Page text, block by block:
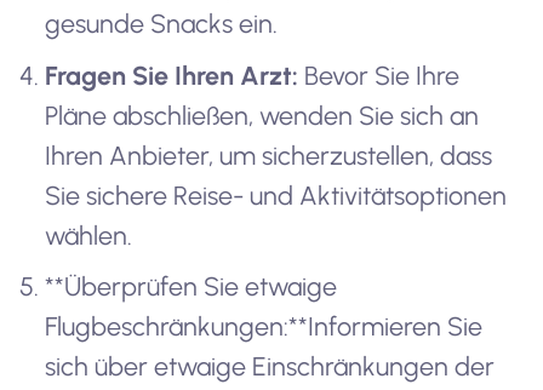
gesunde Snacks ein.
Fragen Sie Ihren Arzt: Bevor Sie Ihre
Pläne abschließen, wenden Sie sich an
Ihren Anbieter, um sicherzustellen, dass
Sie sichere Reise- und Aktivitätsoptionen
wählen.
**Überprüfen Sie etwaige
Flugbeschränkungen:**Informieren Sie
sich über etwaige Einschränkungen der